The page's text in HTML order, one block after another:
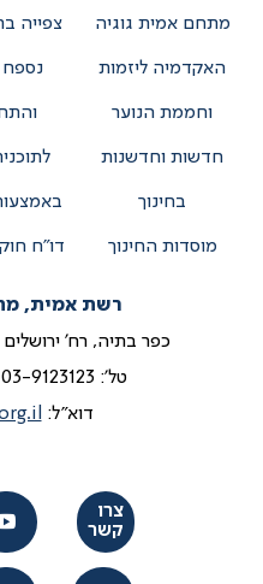
מתחם אמית גוגיה
האקדמיה ליזמות
וחממת הנוער
חדשות וחדשנות
בחינוך
מוסדות החינוך
צפייה
נספח
דו”ח
רשת אמית,
כפר בתיה, רח' ירושלים 1 רעננה מיקוד 4350001
טל': 03-9123123
דוא"ל:
צרו
קשר